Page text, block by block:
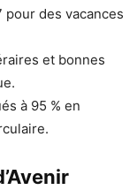
pour des vacances
et bonnes
à 95 % en